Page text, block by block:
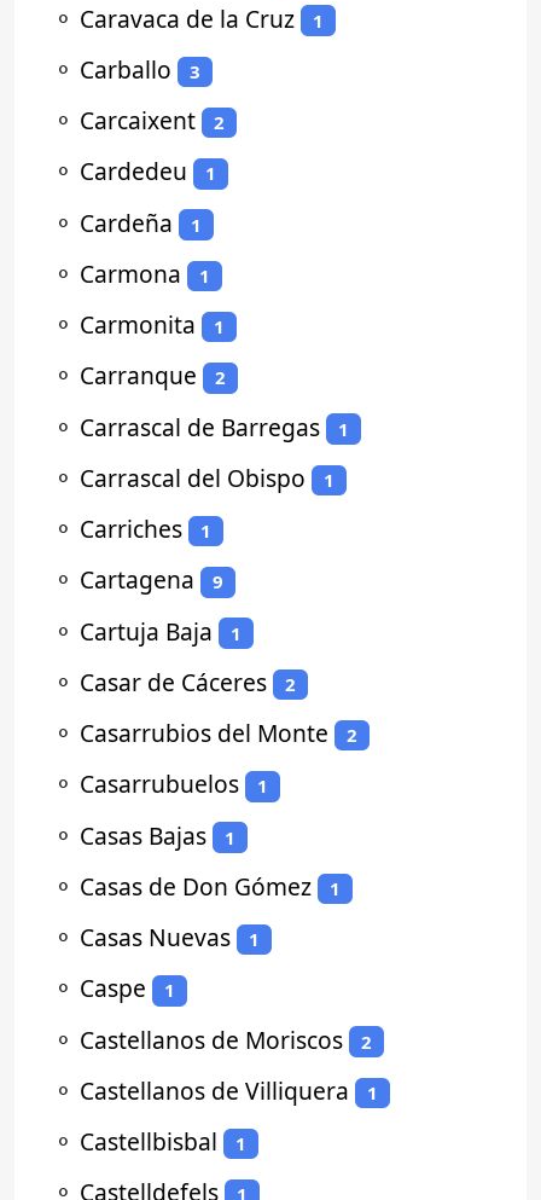
⚬ Caravaca de la Cruz 1
⚬ Carballo 3
⚬ Carcaixent 2
⚬ Cardedeu 1
⚬ Cardeña 1
⚬ Carmona 1
⚬ Carmonita 1
⚬ Carranque 2
⚬ Carrascal de Barregas 1
⚬ Carrascal del Obispo 1
⚬ Carriches 1
⚬ Cartagena 9
⚬ Cartuja Baja 1
⚬ Casar de Cáceres 2
⚬ Casarrubios del Monte 2
⚬ Casarrubuelos 1
⚬ Casas Bajas 1
⚬ Casas de Don Gómez 1
⚬ Casas Nuevas 1
⚬ Caspe 1
⚬ Castellanos de Moriscos 2
⚬ Castellanos de Villiquera 1
⚬ Castellbisbal 1
⚬ Castelldefels 1